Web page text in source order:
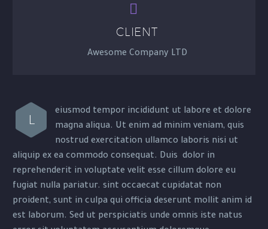


CLIENT
Awesome Company LTD
L
eiusmod tempor incididunt ut labore et dolore
magna aliqua. Ut enim ad minim veniam, quis
nostrud exercitation ullamco laboris nisi ut
aliquip ex ea commodo consequat. Duis dolor in
reprehenderit in voluptate velit esse cillum dolore eu
fugiat nulla pariatur. sint occaecat cupidatat non
proident, sunt in culpa qui officia deserunt mollit anim id
est laborum. Sed ut perspiciatis unde omnis iste natus